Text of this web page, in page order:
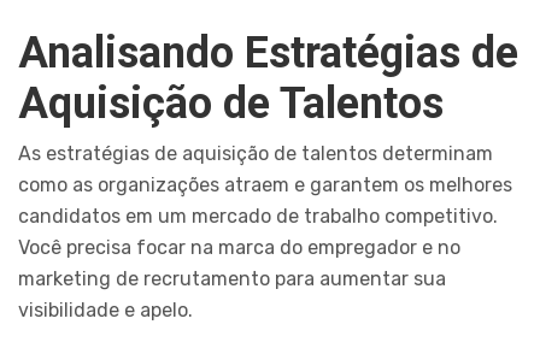
Analisando Estratégias de
Aquisição de Talentos
As estratégias de aquisição de talentos determinam
como as organizações atraem e garantem os melhores
candidatos em um mercado de trabalho competitivo.
Você precisa focar na marca do empregador e no
marketing de recrutamento para aumentar sua
visibilidade e apelo.